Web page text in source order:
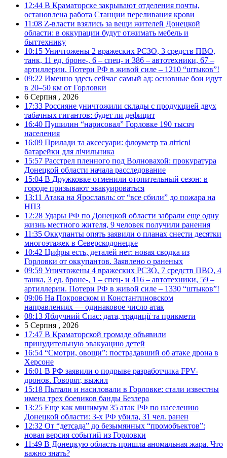
12:44 В Краматорске закрывают отделения почты,
остановлена работа Станции переливания крови
11:08 Z-власти взялись за вещи жителей Донецкой
области: в оккупации будут отжимать мебель и
быттехнику
10:15 Уничтожены 2 вражеских РСЗО, 3 средств ПВО,
танк, 11 ед. броне-, 6 – спец- и 386 – автотехники, 67 –
артиллерии. Потери РФ в живой силе – 1210 “штыков”!
09:22 Именно здесь сейчас самый ад: основные бои идут
в 20–50 км от Горловки
6 Серпня , 2026
17:33 Россияне уничтожили склады с продукцией двух
табачных гигантов: будет ли дефицит
16:40 Пушилин “нарисовал” Горловке 190 тысяч
населения
16:09 Прилади та аксесуари: флоуметр та літієві
батарейки для лічильника
15:57 Расстрел пленного под Волновахой: прокуратура
Донецкой области начала расследование
15:04 В Дружковке отменили отопительный сезон: в
городе призывают эвакуироваться
13:11 Атака на Ярославль: от “все сбили” до пожара на
НПЗ
12:28 Удары РФ по Донецкой области забрали еще одну
жизнь местного жителя, 9 человек получили ранения
11:35 Оккупанты опять заявили о планах снести десятки
многоэтажек в Северскодонецке
10:42 Цифры есть, деталей нет: новая сводка из
Горловки от оккупантов. Заявлено о раненых
09:59 Уничтожены 4 вражеских РСЗО, 7 средств ПВО, 4
танка, 3 ед. броне-, 1 – спец- и 416 – автотехники, 59 –
артиллерии. Потери РФ в живой силе – 1330 “штыков”!
09:06 На Покровском и Константиновском
направлениях — одинаковое число атак
08:13 Яблучний Спас: дата, традиції та прикмети
5 Серпня , 2026
17:47 В Краматорской громаде объявили
принудительную эвакуацию детей
16:54 “Смотри, овощи”: пострадавший об атаке дрона в
Херсоне
16:01 В РФ заявили о подрыве разработчика FPV-
дронов. Говорят, выжил
15:18 Пытали и насиловали в Горловке: стали известны
имена трех боевиков банды Безлера
13:25 Еще как минимум 35 атак РФ по населению
Донецкой области: 3-х РФ убила, 31 чел. ранен
12:32 От “детсада” до безымянных “промобъектов”:
новая версия событий из Горловки
11:49 В Донецкую область пришла аномальная жара. Что
важно знать?